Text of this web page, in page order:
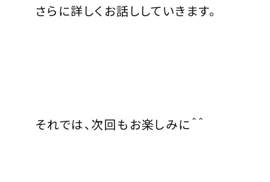
さらに詳しくお話ししていきます。
それでは、次回もお楽しみに＾＾